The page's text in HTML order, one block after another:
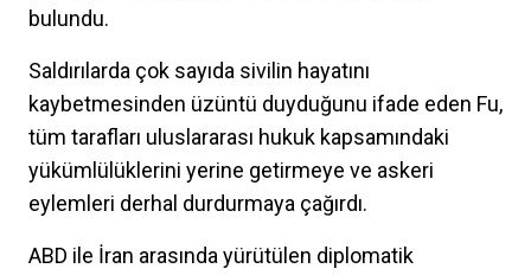
bulundu.
Saldırılarda çok sayıda sivilin hayatını
kaybetmesinden üzüntü duyduğunu ifade eden Fu,
tüm tarafları uluslararası hukuk kapsamındaki
yükümlülüklerini yerine getirmeye ve askeri
eylemleri derhal durdurmaya çağırdı.
ABD ile İran arasında yürütülen diplomatik